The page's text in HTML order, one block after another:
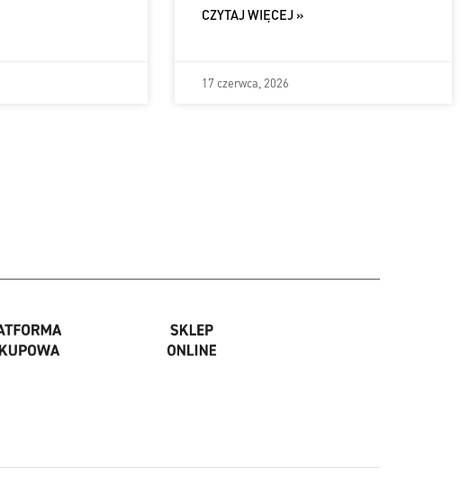
CZYTAJ WIĘCEJ »
17 czerwca, 2026